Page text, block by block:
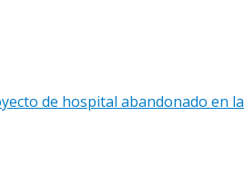
de hospital abandonado en la